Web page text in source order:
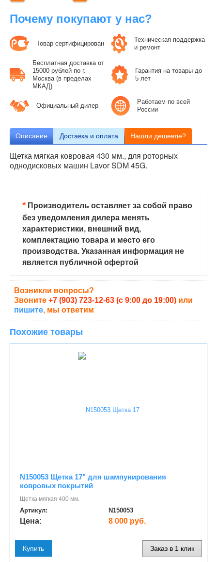
Почему покупают у нас?
Товар сертифицирован
Техническая поддержка
и ремонт
Бесплатная доставка от
15000 рублей по г.
Москва (в пределах
МКАД)
Гарантия на товары до
5 лет
Официальный дилер
Работаем по всей
России
Описание Доставка и оплата Нашли дешевле?
Щетка мягкая ковровая 430 мм., для роторных
однодисковых машин Lavor SDM 45G.
*Производитель оставляет за собой право
без уведомления дилера менять
характеристики, внешний вид,
комплектацию товара и место его
производства. Указанная информация не
является публичной офертой
Возникли вопросы?
Звоните +7 (903) 723-12-63 (с 9:00 до 19:00) или
пишите, мы ответим
Похожие товары
N150053 Щетка 17" для шампунирования
ковровых покрытий
Щетка мягкая 400 мм.
Артикул: N150053
Цена: 8 000 руб.
Купить Заказ в 1 клик